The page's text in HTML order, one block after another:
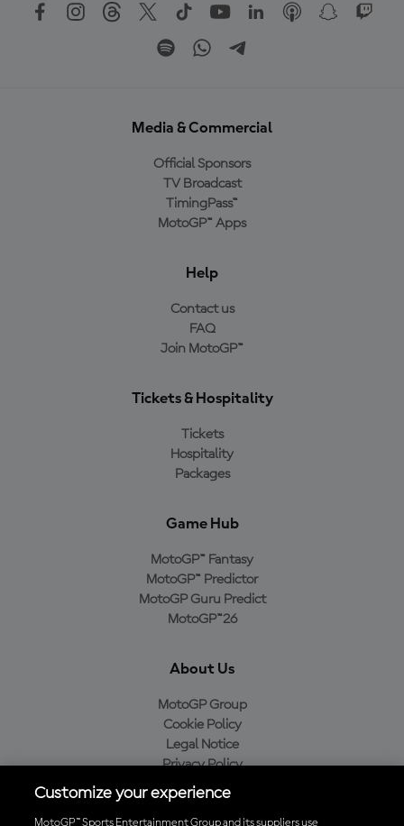
Media & Commercial
Official Sponsors
TV Broadcast
TimingPass™
MotoGP™ Apps
Help
Contact us
FAQ
Join MotoGP™
Tickets & Hospitality
Tickets
Hospitality
Packages
Game Hub
MotoGP™ Fantasy
MotoGP™ Predictor
MotoGP Guru Predict
MotoGP™26
About Us
MotoGP Group
Cookie Policy
Legal Notice
Privacy Policy
Purchase Policy
Customize your experience
MotoGP™ Sports Entertainment Group and its suppliers use